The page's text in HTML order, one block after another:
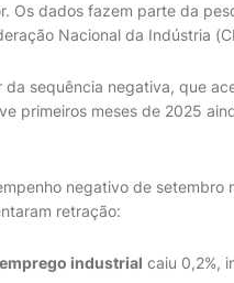
Os dados fazem parte da
Nacional da Indústria
da sequência negativa, que
primeiros meses de 2025
negativo de setembro
retração:
emprego industrial caiu 0,2%,